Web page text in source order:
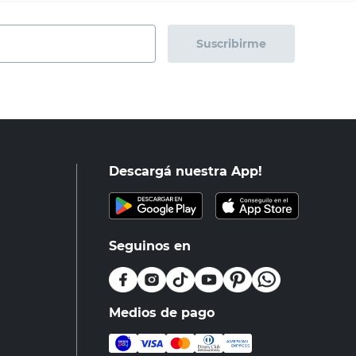
Suscribirme
Descargá nuestra App!
Seguinos en
Medios de pago